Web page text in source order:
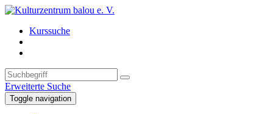
Kurssuche
Erweiterte Suche
Toggle navigation